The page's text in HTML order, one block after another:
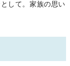
して。家族の思い